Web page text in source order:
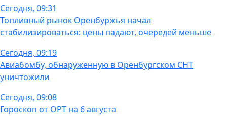
Сегодня, 09:31
Топливный рынок Оренбуржья начал
стабилизироваться: цены падают, очередей меньше
Сегодня, 09:19
Авиабомбу, обнаруженную в Оренбургском СНТ
уничтожили
Сегодня, 09:08
Гороскоп от ОРТ на 6 августа